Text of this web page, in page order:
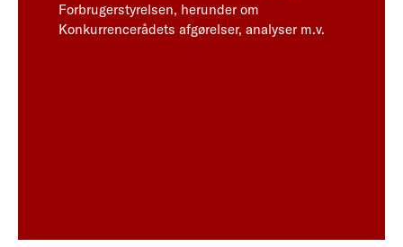
Forbrugerstyrelsen, herunder om
Konkurrencerådets afgørelser, analyser m.v.